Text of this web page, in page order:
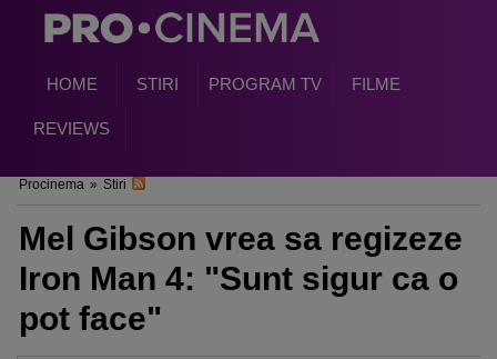
HOME STIRI PROGRAM TV FILME
REVIEWS
Procinema » Stiri
Mel Gibson vrea sa regizeze
Iron Man 4: "Sunt sigur ca o
pot face"